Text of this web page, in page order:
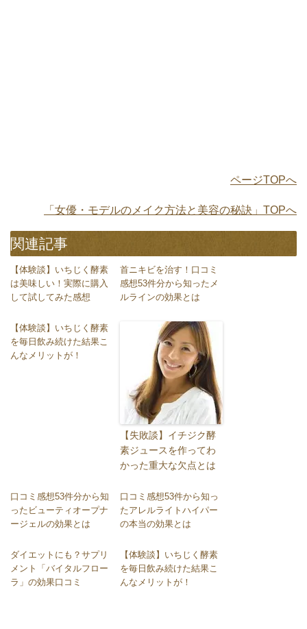
ページTOPへ
「女優・モデルのメイク方法と美容の秘訣」TOPへ
関連記事
【体験談】いちじく酵素
は美味しい！実際に購入
して試してみた感想
首ニキビを治す！口コミ
感想53件分から知ったメ
ルラインの効果とは
【体験談】いちじく酵素
を毎日飲み続けた結果こ
んなメリットが！
【失敗談】イチジク酵
素ジュースを作ってわ
かった重大な欠点とは
口コミ感想53件分から知
ったビューティオープナ
ージェルの効果とは
口コミ感想53件から知っ
たアレルライトハイパー
の本当の効果とは
ダイエットにも？サプリ
メント「バイタルフロー
ラ」の効果口コミ
【体験談】いちじく酵素
を毎日飲み続けた結果こ
んなメリットが！